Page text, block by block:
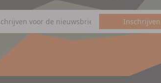
Inschrijven